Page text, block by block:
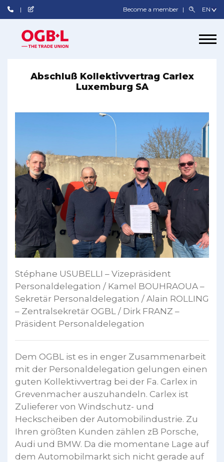
Become a member
Abschluß Kollektivvertrag Carlex
Luxemburg SA
Stéphane USUBELLI – Vizepräsident
Personaldelegation / Kamel BOUHRAOUA –
Sekretär Personaldelegation / Alain ROLLING
– Zentralsekretär OGBL / Dirk FRANZ –
Präsident Personaldelegation
Dem OGBL ist es in enger Zusammenarbeit
mit der Personaldelegation gelungen einen
guten Kollektivvertrag bei der Fa. Carlex in
Grevenmacher auszuhandeln. Carlex ist
Zulieferer von Windschutz- und
Heckscheiben der Automobilindustrie. Zu
Ihren größten Kunden zählen zB Porsche,
Audi und BMW. Da die momentane Lage auf
dem Automobilmarkt sich nicht gerade auf